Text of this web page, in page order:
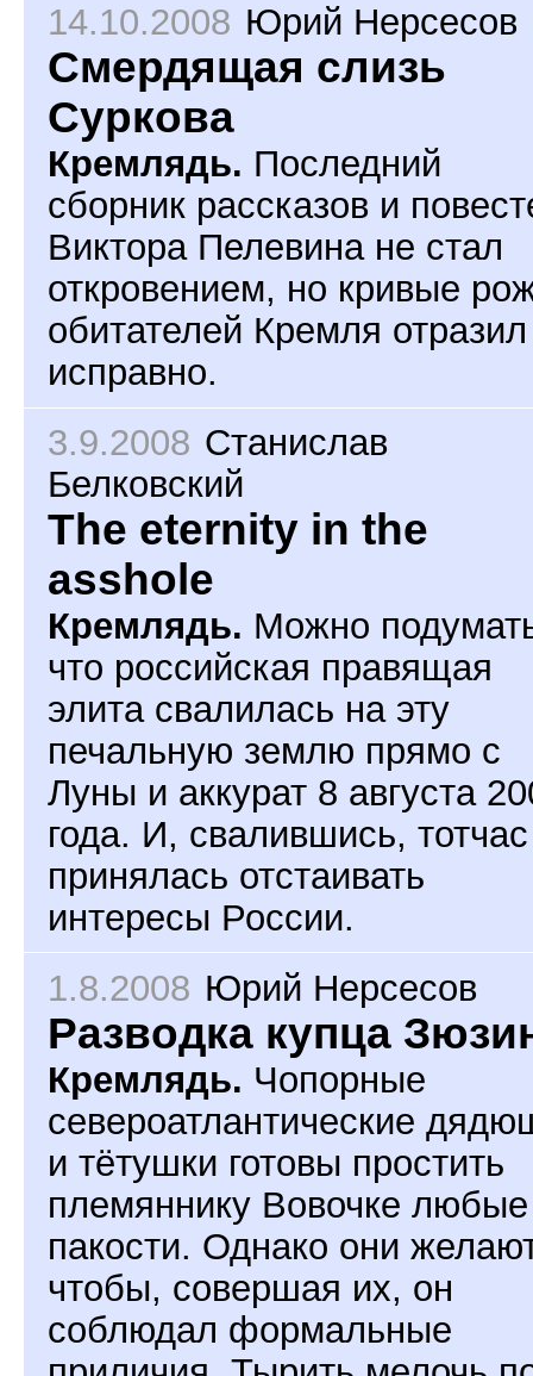
14.10.2008 Юрий Нерсесов
Смердящая слизь
Суркова
Кремлядь. Последний
сборник рассказов и
Виктора Пелевина не стал
откровением, но кривые
обитателей Кремля отразил
исправно.
3.9.2008 Станислав
Белковский
The eternity in the
asshole
Кремлядь. Можно
что российская правящая
элита свалилась на эту
печальную землю прямо с
Луны и аккурат 8 августа
года. И, свалившись, тотчас
принялась отстаивать
интересы России.
1.8.2008 Юрий Нерсесов
Разводка купца
Кремлядь. Чопорные
североатлантические
и тётушки готовы простить
племяннику Вовочке любые
пакости. Однако они
чтобы, совершая их, он
соблюдал формальные